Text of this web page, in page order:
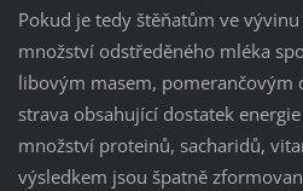
Pokud je tedy štěňatům ve
množství odstředěného mléka
libovým masem, pomerančovým
strava obsahující dostatek
množství proteinů, sacharidů,
výsledkem jsou špatně